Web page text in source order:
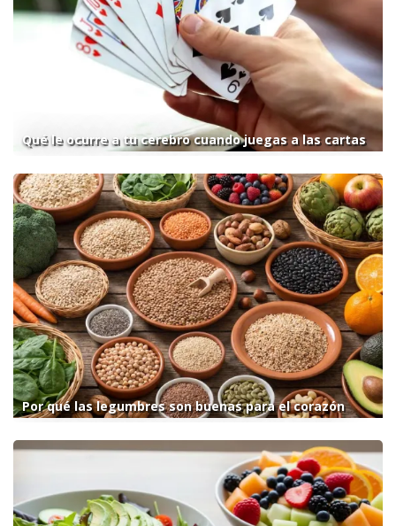
Qué le ocurre a tu cerebro cuando juegas a las cartas
Por qué las legumbres son buenas para el corazón